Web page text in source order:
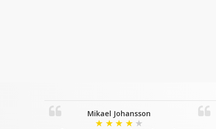
Mikael Johansson
★ ★ ★ ★ ★